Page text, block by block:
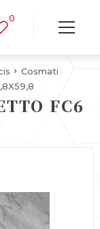
0
Cosmati
FC6